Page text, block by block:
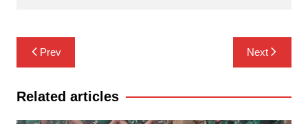
Navigasi
pos
Prev Next
Related articles